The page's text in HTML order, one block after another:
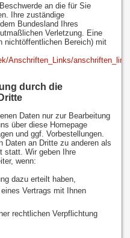
an die für Sie
Ihre zuständige
Bundesland Ihres
Verletzung. Eine
nichtöffentlichen Bereich) mit
Anschriften_Links/
durch die
Daten nur zur Bearbeitung
über diese Homepage
und ggf. Vorbestellungen.
Daten an Dritte zu anderen als
statt. Wir geben Ihre
wenn:
dazu erteilt haben,
Vertrags mit Ihnen
rechtlichen Verpflichtung